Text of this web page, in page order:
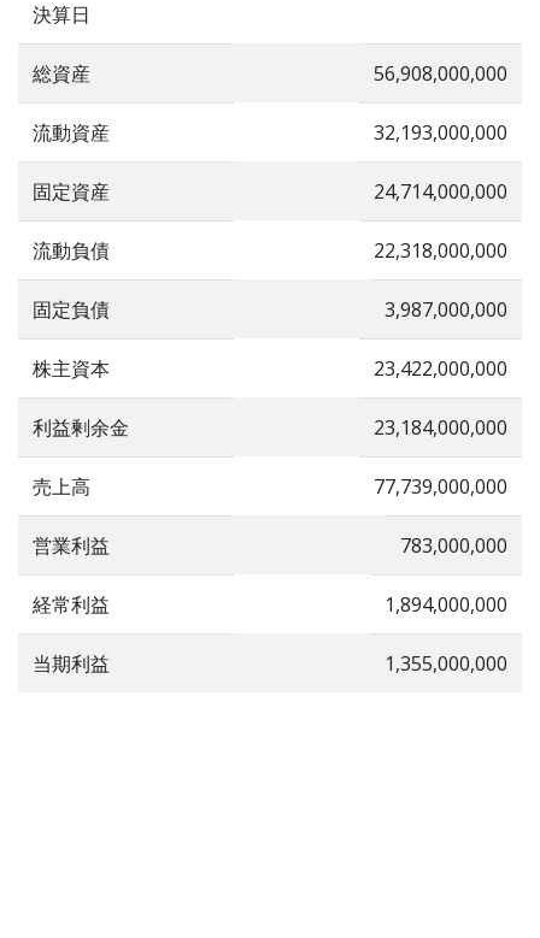
決算日
総資産 56,908,000,000
流動資産 32,193,000,000
固定資産 24,714,000,000
流動負債 22,318,000,000
固定負債 3,987,000,000
株主資本 23,422,000,000
利益剰余金 23,184,000,000
売上高 77,739,000,000
営業利益 783,000,000
経常利益 1,894,000,000
当期利益 1,355,000,000